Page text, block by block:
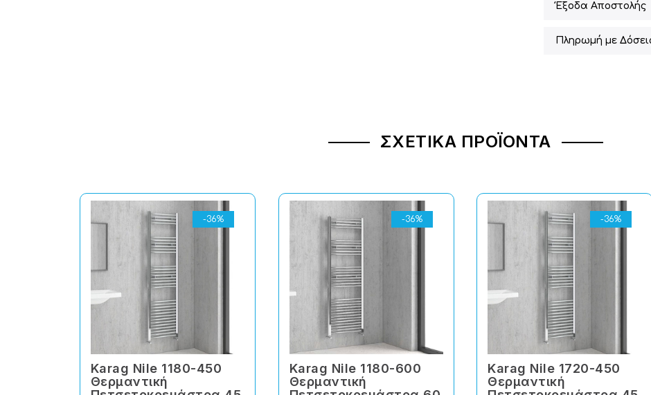
Έξοδα Αποστολής
Πληρωμή με
ΣΧΕΤΙΚΆ ΠΡΟΪΌΝΤΑ
-36%
Karag Nile 1180-450
Θερμαντική
-36%
Karag Nile 1180-600
Θερμαντική
-36%
Karag Nile 1720-450
Θερμαντική